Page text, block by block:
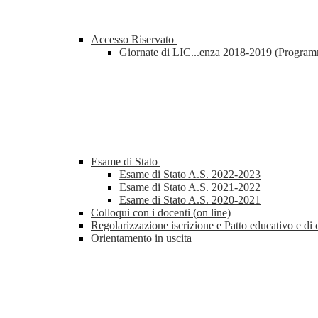
Accesso Riservato
Giornate di LIC...enza 2018-2019
Esame di Stato
Esame di Stato A.S. 2022-2023
Esame di Stato A.S. 2021-2022
Esame di Stato A.S. 2020-2021
Colloqui con i docenti (on line)
Regolarizzazione iscrizione e Patto educativo e di
Orientamento in uscita